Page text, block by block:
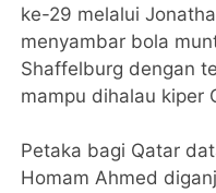
ke-29 melalui
menyambar bola
Shaffelburg dengan
mampu dihalau kiper
Petaka bagi Qatar
Homam Ahmed